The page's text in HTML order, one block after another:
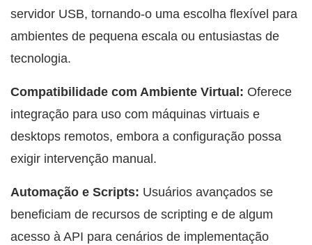
servidor USB, tornando-o uma escolha flexível para
ambientes de pequena escala ou entusiastas de
tecnologia.
Compatibilidade com Ambiente Virtual: Oferece
integração para uso com máquinas virtuais e
desktops remotos, embora a configuração possa
exigir intervenção manual.
Automação e Scripts: Usuários avançados se
beneficiam de recursos de scripting e de algum
acesso à API para cenários de implementação